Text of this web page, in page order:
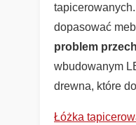
dopasować
problem
wbudowanym
drewna, które
Łóżka